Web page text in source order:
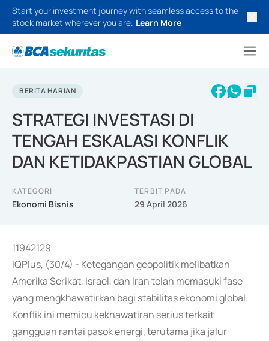
Start your investment journey with seamless access to the
stock market wherever you are. Learn More
BERITA HARIAN
STRATEGI INVESTASI DI
TENGAH ESKALASI KONFLIK
DAN KETIDAKPASTIAN GLOBAL
KATEGORI
Ekonomi Bisnis
TERBIT PADA
29 April 2026
11942129
IQPlus, (30/4) - Ketegangan geopolitik melibatkan
Amerika Serikat, Israel, dan Iran telah memasuki fase
yang mengkhawatirkan bagi stabilitas ekonomi global.
Konflik ini memicu kekhawatiran serius terkait
gangguan rantai pasok energi, terutama jika jalur